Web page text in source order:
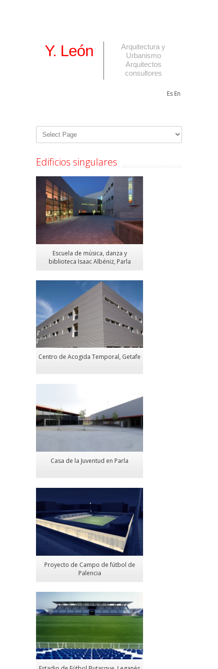
Y. León
Arquitectura y
Urbanismo
Arquitectos
consultores
Es En
Edificios singulares
Escuela de música, danza y
biblioteca Isaac Albéniz, Parla
Centro de Acogida Temporal, Getafe
Casa de la Juventud en Parla
Proyecto de Campo de fútbol de
Palencia